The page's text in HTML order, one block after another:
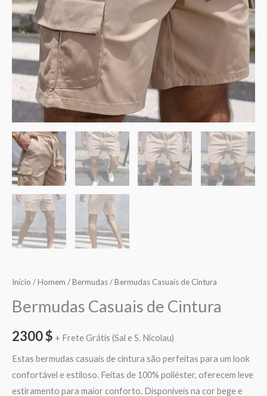
Início /Homem /Bermudas/ Bermudas Casuais de Cintura
Bermudas Casuais de Cintura
2300$ + Frete Grátis (Sal e S. Nicolau)
Estas bermudas casuais de cintura são perfeitas para um look
confortável e estiloso. Feitas de 100% poliéster, oferecem leve
estiramento para maior conforto. Disponíveis na cor bege e